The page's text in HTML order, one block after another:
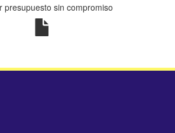
presupuesto sin compromiso